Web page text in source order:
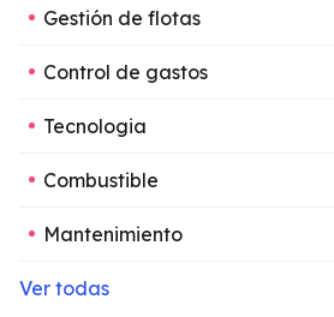
Gestión de flotas
Control de gastos
Tecnologia
Combustible
Mantenimiento
Ver todas